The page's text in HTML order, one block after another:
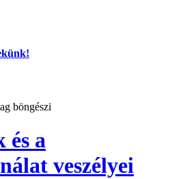
böngészi
és a
veszélyei